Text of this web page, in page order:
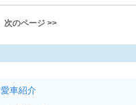
次のページ >>
愛車紹介